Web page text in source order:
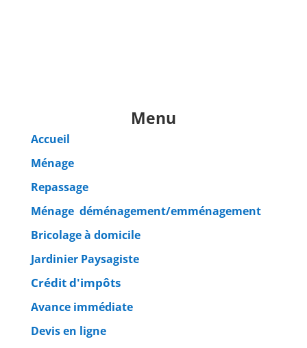
Menu
Accueil
Ménage
Repassage
Ménage déménagement/emménagement
Bricolage à domicile
Jardinier Paysagiste
Crédit d'impôts
Avance immédiate
Devis en ligne